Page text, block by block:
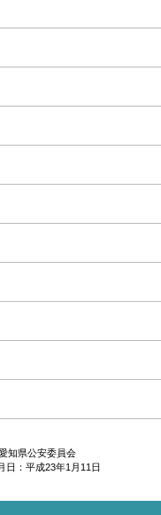
知県公安委員会
：平成23年1月11日